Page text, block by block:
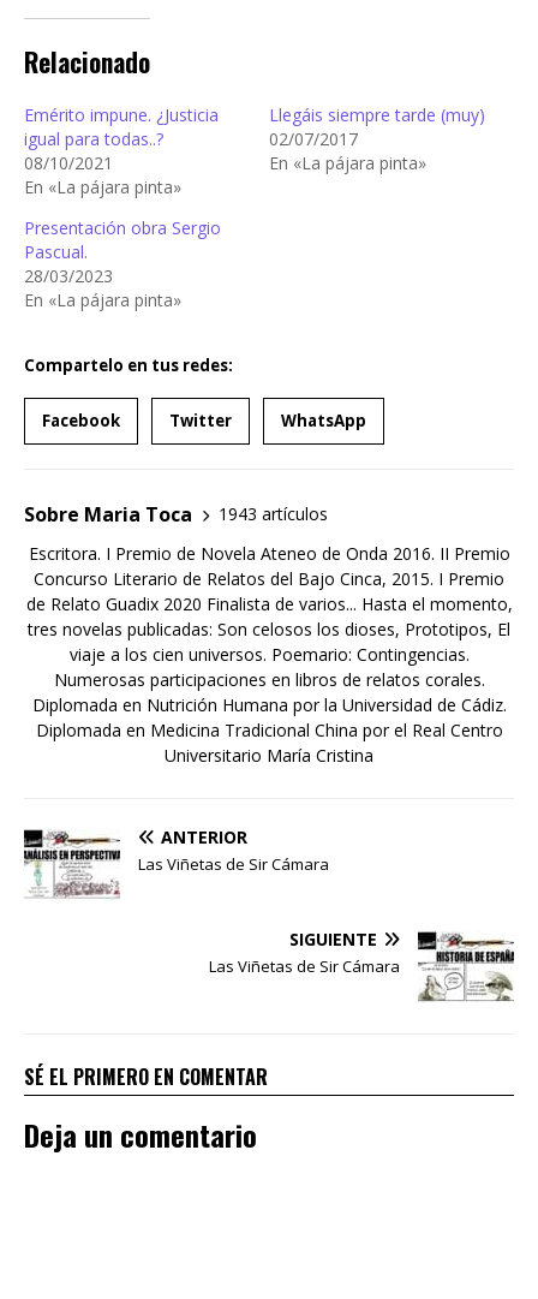
Relacionado
Emérito impune. ¿Justicia
igual para todas..?
08/10/2021
En «La pájara pinta»
Llegáis siempre tarde (muy)
02/07/2017
En «La pájara pinta»
Presentación obra Sergio
Pascual.
28/03/2023
En «La pájara pinta»
Compartelo en tus redes:
Facebook Twitter WhatsApp
Sobre Maria Toca
1943 artículos
Escritora. I Premio de Novela Ateneo de Onda 2016. II Premio
Concurso Literario de Relatos del Bajo Cinca, 2015. I Premio
de Relato Guadix 2020 Finalista de varios... Hasta el momento,
tres novelas publicadas: Son celosos los dioses, Prototipos, El
viaje a los cien universos. Poemario: Contingencias.
Numerosas participaciones en libros de relatos corales.
Diplomada en Nutrición Humana por la Universidad de Cádiz.
Diplomada en Medicina Tradicional China por el Real Centro
Universitario María Cristina
ANTERIOR
Las Viñetas de Sir Cámara
SIGUIENTE
Las Viñetas de Sir Cámara
SÉ EL PRIMERO EN COMENTAR
Deja un comentario